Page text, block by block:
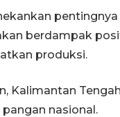
berdampak
produksi.
Kalimantan
nasional.